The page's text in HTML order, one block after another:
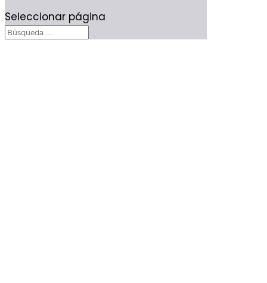
Seleccionar página